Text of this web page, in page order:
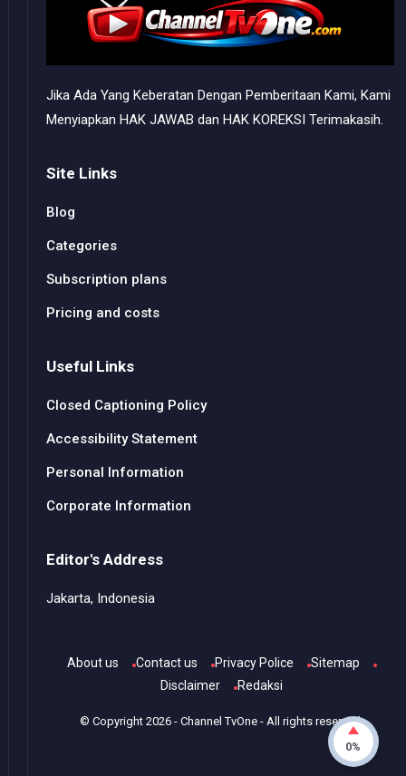
Jika Ada Yang Keberatan Dengan Pemberitaan Kami, Kami
Menyiapkan HAK JAWAB dan HAK KOREKSI Terimakasih.
Site Links
Blog
Categories
Subscription plans
Pricing and costs
Useful Links
Closed Captioning Policy
Accessibility Statement
Personal Information
Corporate Information
Editor's Address
Jakarta, Indonesia
About us Contact us Privacy Police
Sitemap
Disclaimer
Redaksi
© Copyright2026 -Channel TvOne - All rights reserved.
0%